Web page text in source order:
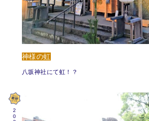
神様の虹
八坂神社にて虹！？